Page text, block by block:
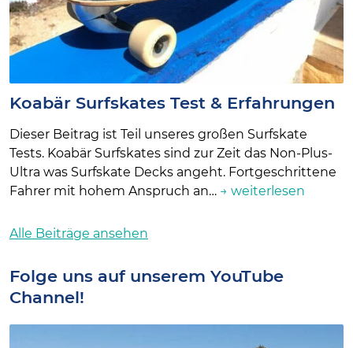
Koabär Surfskates Test & Erfahrungen
Dieser Beitrag ist Teil unseres großen Surfskate
Tests. Koabär Surfskates sind zur Zeit das Non-Plus-
Ultra was Surfskate Decks angeht. Fortgeschrittene
Fahrer mit hohem Anspruch an… → weiterlesen
Alle Beiträge ansehen
Folge uns auf unserem YouTube
Channel!